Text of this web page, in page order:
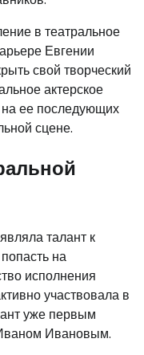
в театральное
Евгении
свой творческий
актерское
на ее последующих
сцене.
талант к
на
исполнения
участвовала в
уже первым
Ивановым.